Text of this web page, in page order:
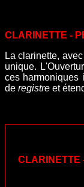
CLARINETTE -
La clarinette,
unique.
ces harmoniques
de registre et
CLARINETTE